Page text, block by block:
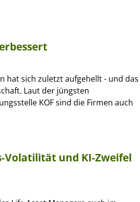
hat sich zuletzt aufgehellt - und das
Laut der jüngsten
KOF sind die Firmen auch
Volatilität und KI-Zweifel